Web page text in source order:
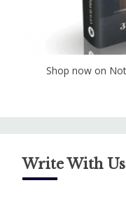
Shop now on
Write With Us